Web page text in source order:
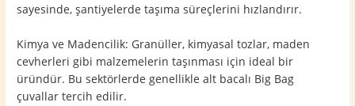
sayesinde, şantiyelerde taşıma süreçlerini hızlandırır.
Kimya ve Madencilik: Granüller, kimyasal tozlar, maden
cevherleri gibi malzemelerin taşınması için ideal bir
üründür. Bu sektörlerde genellikle alt bacalı Big Bag
çuvallar tercih edilir.